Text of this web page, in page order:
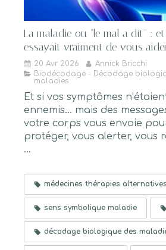
La maladie ou "le mal a dit" :
essayait vraiment de vous
20 Avr 2026
Annick Bricchi
Biodécodage - Décodage
maladies
Et si vos symptômes
ennemis… mais des
votre corps vous envoie
protéger, vous alerter, vous
...
médecines thérapies alternatives
sens symbolique maladie
décodage biologique des